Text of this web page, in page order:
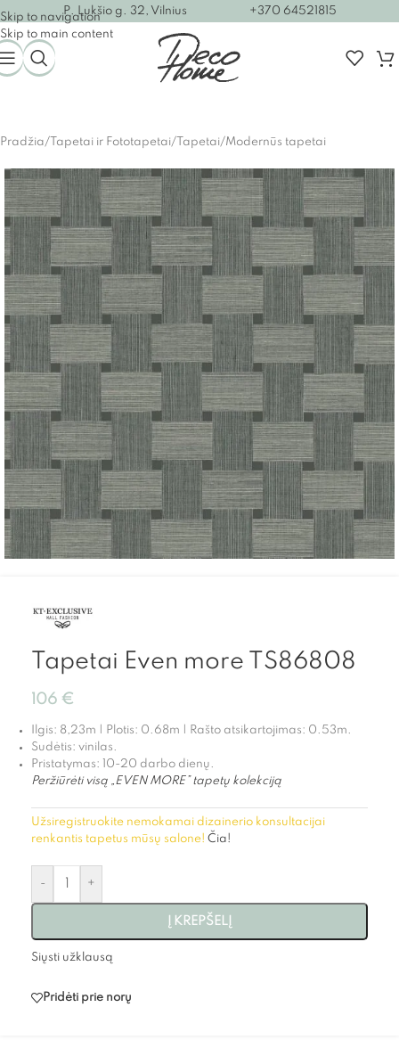
Skip to navigation
Skip to main content
P. Lukšio g. 32, Vilnius +370 64521815
Pradžia/ Tapetai ir Fototapetai/ Tapetai/Modernūs tapetai
Tapetai Even more TS86808
106 €
Ilgis: 8,23m | Plotis: 0.68m | Rašto atsikartojimas: 0.53m.
Sudėtis: vinilas.
Pristatymas: 10-20 darbo dienų.
Peržiūrėti visą „EVEN MORE” tapetų kolekciją
Užsiregistruokite nemokamai dizainerio konsultacijai
renkantis tapetus mūsų salone! Čia!
- +
Į KREPŠELĮ
Siųsti užklausą
Pridėti prie norų